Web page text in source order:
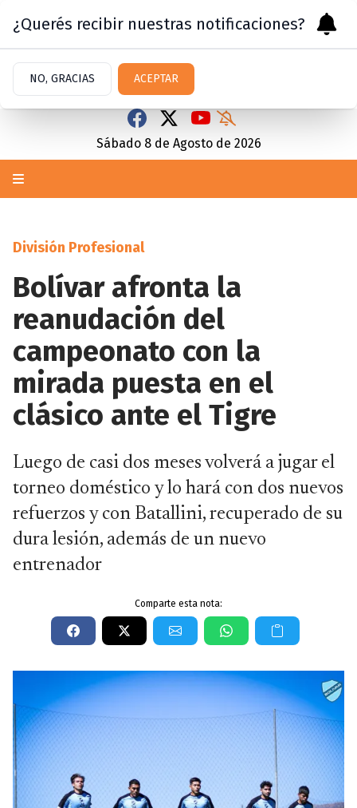
Sábado 8 de Agosto de 2026
División Profesional
Bolívar afronta la
reanudación del
campeonato con la
mirada puesta en el
clásico ante el Tigre
Luego de casi dos meses volverá a jugar el
torneo doméstico y lo hará con dos nuevos
refuerzos y con Batallini, recuperado de su
dura lesión, además de un nuevo
entrenador
Comparte esta nota:
¿Querés recibir nuestras notificaciones?
NO, GRACIAS ACEPTAR